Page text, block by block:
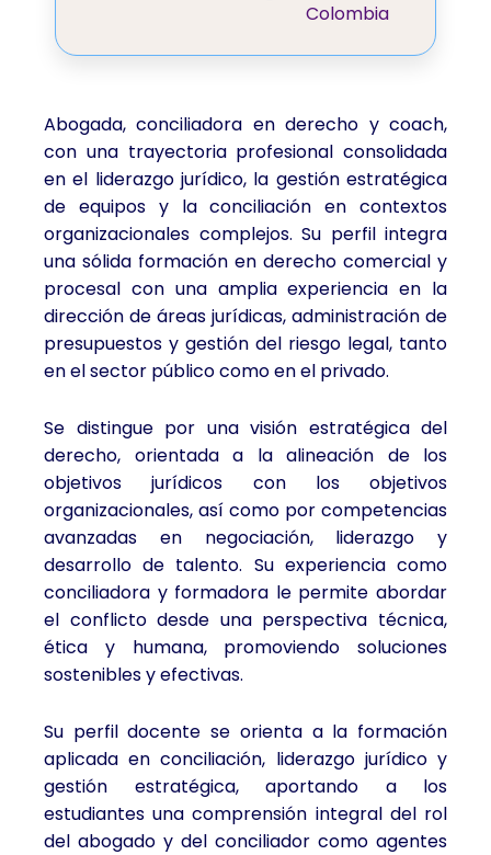
Colombia
Abogada, conciliadora en derecho y coach,
con una trayectoria profesional consolidada
en el liderazgo jurídico, la gestión estratégica
de equipos y la conciliación en contextos
organizacionales complejos. Su perfil integra
una sólida formación en derecho comercial y
procesal con una amplia experiencia en la
dirección de áreas jurídicas, administración de
presupuestos y gestión del riesgo legal, tanto
en el sector público como en el privado.
Se distingue por una visión estratégica del
derecho, orientada a la alineación de los
objetivos jurídicos con los objetivos
organizacionales, así como por competencias
avanzadas en negociación, liderazgo y
desarrollo de talento. Su experiencia como
conciliadora y formadora le permite abordar
el conflicto desde una perspectiva técnica,
ética y humana, promoviendo soluciones
sostenibles y efectivas.
Su perfil docente se orienta a la formación
aplicada en conciliación, liderazgo jurídico y
gestión estratégica, aportando a los
estudiantes una comprensión integral del rol
del abogado y del conciliador como agentes